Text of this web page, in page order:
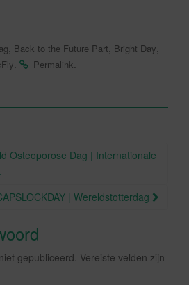
, Back to the Future Part, Bright Day,
. Permalink.
Osteoporose Dag | Internationale
| Wereldstotterdag
gepubliceerd. Vereiste velden zijn